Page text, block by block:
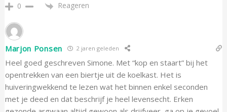
0 Reageren
Marjon Ponsen 2 jaren geleden
Heel goed geschreven Simone. Met “kop en staart” bij het
opentrekken van een biertje uit de koelkast. Het is
huiveringwekkend te lezen wat het binnen enkel seconden
met je deed en dat beschrijf je heel levensecht. Erken